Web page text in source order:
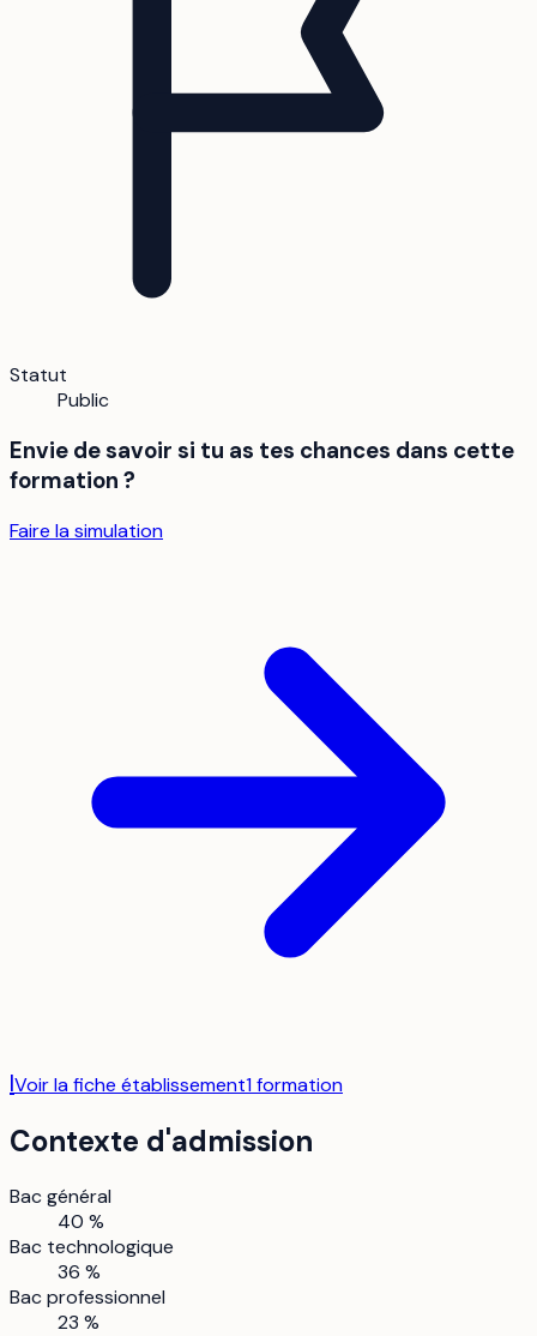
Statut
Public
Envie de savoir si tu as tes chances dans cette
formation ?
Faire la simulation
IVoir la fiche établissement1formation
Contexte d'admission
Bac général
40 %
Bac technologique
36 %
Bac professionnel
23 %